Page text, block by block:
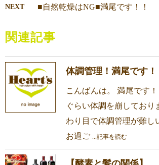
NEXT ■自然乾燥はNG■満尾です！！
関連記事
体調管理！満尾です！
こんばんは。 満尾です
ぐらい体調を崩しており
わり目で体調管理が難し
お過ご ...記事を読む